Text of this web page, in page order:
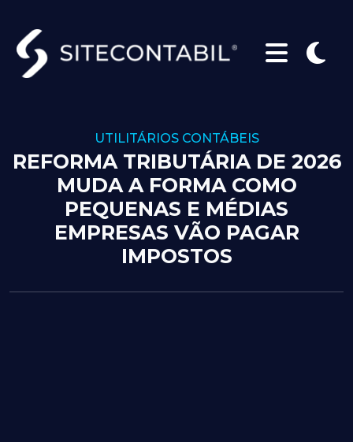
UTILITÁRIOS CONTÁBEIS
REFORMA TRIBUTÁRIA DE 2026
MUDA A FORMA COMO
PEQUENAS E MÉDIAS
EMPRESAS VÃO PAGAR
IMPOSTOS